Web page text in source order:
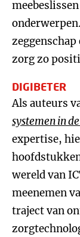
zeggenschap
zorg zo
DIGIBETER
Als auteurs
systemen in
expertise,
wereld van
meenemen
traject van